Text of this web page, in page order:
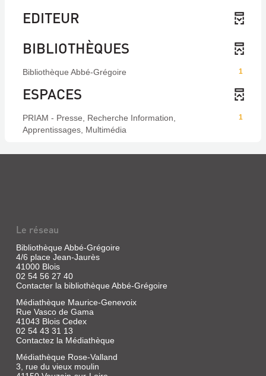
EDITEUR
BIBLIOTHÈQUES
1
Bibliothèque Abbé-Grégoire
ESPACES
1
PRIAM - Presse, Recherche Information,
Apprentissages, Multimédia
Le réseau
Bibliothèque Abbé-Grégoire
4/6 place Jean-Jaurès
41000 Blois
02 54 56 27 40
Contacter la bibliothèque Abbé-Grégoire
Médiathèque Maurice-Genevoix
Rue Vasco de Gama
41043 Blois Cedex
02 54 43 31 13
Contactez la Médiathèque
Médiathèque Rose-Valland
3, rue du vieux moulin